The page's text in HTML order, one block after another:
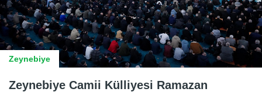
Zeynebiye
Zeynebiye Camii Külliyesi Ramazan